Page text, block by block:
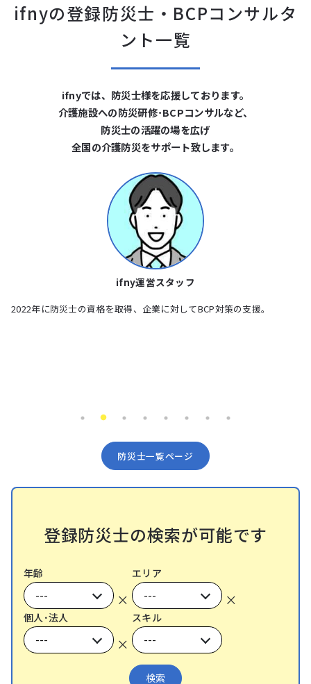
ifnyの登録防災⼠・BCPコンサルタ
ント⼀覧
ifnyでは、防災⼠様を応援しております。
介護施設への防災研修･BCPコンサルなど、
防災⼠の活躍の場を広げ
全国の介護防災をサポート致します。
出水 眞由美
就労・自立支援施設、障害児支援施設、発達障害・不登校児支援施設
防災⼠⼀覧ページ
登録防災⼠の検索が可能です
年齢
×
エリア
×
個⼈･法⼈
×
スキル